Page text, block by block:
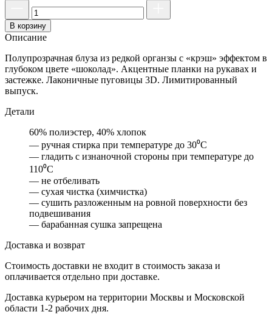
В корзину
Описание
Полупрозрачная блуза из редкой органзы с «крэш» эффектом в
глубоком цвете «шоколад». Акцентные планки на рукавах и
застежке. Лаконичные пуговицы 3D. Лимитированный
выпуск.
Детали
60% полиэстер, 40% хлопок
— ручная стирка при температуре до 30⁰С
— гладить с изнаночной стороны при температуре до
110⁰С
— не отбеливать
— сухая чистка (химчистка)
— сушить разложенным на ровной поверхности без
подвешивания
— барабанная сушка запрещена
Доставка и возврат
Стоимость доставки не входит в стоимость заказа и
оплачивается отдельно при доставке.
Доставка курьером на территории Москвы и Московской
области 1-2 рабочих дня.